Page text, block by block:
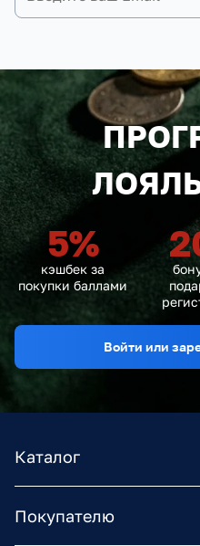
5%
кэшбек за
покупки баллами
Войти или
Каталог
Покупателю